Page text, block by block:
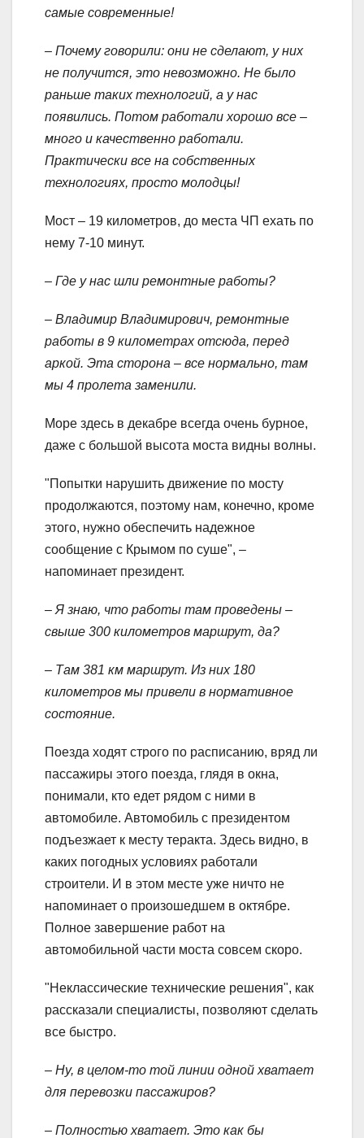
самые современные!
– Почему говорили: они не сделают, у них
не получится, это невозможно. Не было
раньше таких технологий, а у нас
появились. Потом работали хорошо все –
много и качественно работали.
Практически все на собственных
технологиях, просто молодцы!
Мост – 19 километров, до места ЧП ехать по
нему 7-10 минут.
– Где у нас шли ремонтные работы?
– Владимир Владимирович, ремонтные
работы в 9 километрах отсюда, перед
аркой. Эта сторона – все нормально, там
мы 4 пролета заменили.
Море здесь в декабре всегда очень бурное,
даже с большой высота моста видны волны.
"Попытки нарушить движение по мосту
продолжаются, поэтому нам, конечно, кроме
этого, нужно обеспечить надежное
сообщение с Крымом по суше", –
напоминает президент.
– Я знаю, что работы там проведены –
свыше 300 километров маршрут, да?
– Там 381 км маршрут. Из них 180
километров мы привели в нормативное
состояние.
Поезда ходят строго по расписанию, вряд ли
пассажиры этого поезда, глядя в окна,
понимали, кто едет рядом с ними в
автомобиле. Автомобиль с президентом
подъезжает к месту теракта. Здесь видно, в
каких погодных условиях работали
строители. И в этом месте уже ничто не
напоминает о произошедшем в октябре.
Полное завершение работ на
автомобильной части моста совсем скоро.
"Неклассические технические решения", как
рассказали специалисты, позволяют сделать
все быстро.
– Ну, в целом-то той линии одной хватает
для перевозки пассажиров?
– Полностью хватает. Это как бы